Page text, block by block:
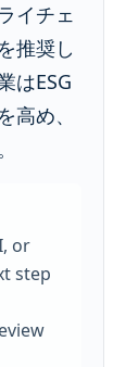
イチェ
推奨し
はESG
め、
or
step